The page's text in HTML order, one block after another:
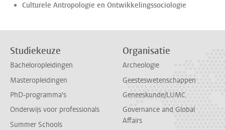
Culturele Antropologie en Ontwikkelingssociologie
Studiekeuze
Bacheloropleidingen
Masteropleidingen
PhD-programma's
Onderwijs voor professionals
Summer Schools
Organisatie
Archeologie
Geesteswetenschappen
Geneeskunde/LUMC
Governance and Global
Affairs